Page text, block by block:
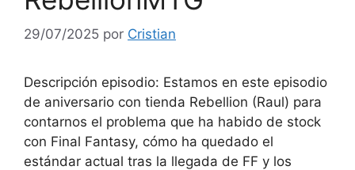
29/07/2025 por Cristian
Descripción episodio: Estamos en este episodio
de aniversario con tienda Rebellion (Raul) para
contarnos el problema que ha habido de stock
con Final Fantasy, cómo ha quedado el
estándar actual tras la llegada de FF y los